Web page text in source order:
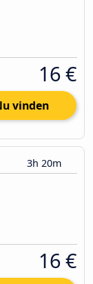
16 €
vinden
3h 20m
16 €